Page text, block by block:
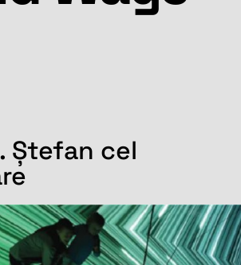
Ștefan cel